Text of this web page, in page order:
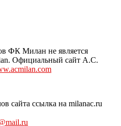
ФК Милан не является
Официальный сайт A.C.
сайта ссылка на milanac.ru